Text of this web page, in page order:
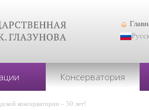
Консерватория
консерватории – 50 лет!